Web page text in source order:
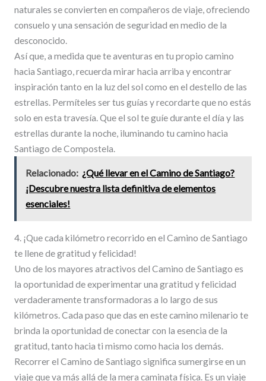
naturales se convierten en compañeros de viaje, ofreciendo
consuelo y una sensación de seguridad en medio de la
desconocido.
Así que, a medida que te aventuras en tu propio camino
hacia Santiago, recuerda mirar hacia arriba y encontrar
inspiración tanto en la luz del sol como en el destello de las
estrellas. Permíteles ser tus guías y recordarte que no estás
solo en esta travesía. Que el sol te guíe durante el día y las
estrellas durante la noche, iluminando tu camino hacia
Santiago de Compostela.
Relacionado: ¿Qué llevar en el Camino de Santiago?
¡Descubre nuestra lista definitiva de elementos
esenciales!
4. ¡Que cada kilómetro recorrido en el Camino de Santiago
te llene de gratitud y felicidad!
Uno de los mayores atractivos del Camino de Santiago es
la oportunidad de experimentar una gratitud y felicidad
verdaderamente transformadoras a lo largo de sus
kilómetros. Cada paso que das en este camino milenario te
brinda la oportunidad de conectar con la esencia de la
gratitud, tanto hacia ti mismo como hacia los demás.
Recorrer el Camino de Santiago significa sumergirse en un
viaje que va más allá de la mera caminata física. Es un viaje